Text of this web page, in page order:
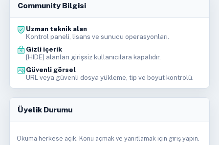
Community Bilgisi
Uzman teknik alan
Kontrol paneli, lisans ve sunucu operasyonları.
Gizli içerik
[HIDE] alanları girişsiz kullanıcılara kapalıdır.
Güvenli görsel
URL veya güvenli dosya yükleme, tip ve boyut kontrolü.
Üyelik Durumu
Okuma herkese açık. Konu açmak ve yanıtlamak için giriş yapın.